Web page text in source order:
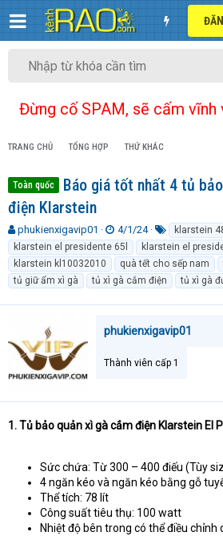
Đừng cố SPAM, sẽ cấm vĩnh
TRANG CHỦ TỔNG HỢP THỨ KHÁC
Toàn quốc
Báo giá tốt nhất 4 tủ
điện Klarstein
T
h
r
e
a
a
r
t
r
phukienxigavip01
N
g
à
y
g
4/1/24
ừ
k
h
ó
klarstein
klarstein el presidente 65l
klarstein el
klarstein kl10032010
quà tết cho sếp nam
tủ giữ ẩm xì gà
tủ xì gà cắm điện tủ xì gà
phukienxigavip01
Thành viên cấp 1
1. Tủ bảo quản xì gà cắm điện Klarstein El
Sức chứa: Từ 300 – 400 điếu (Tùy
4 ngăn kéo và ngăn kéo bằng gỗ
Thể tích: 78 lít
Công suất tiêu thụ: 100 watt
Nhiệt độ bên trong có thể điều